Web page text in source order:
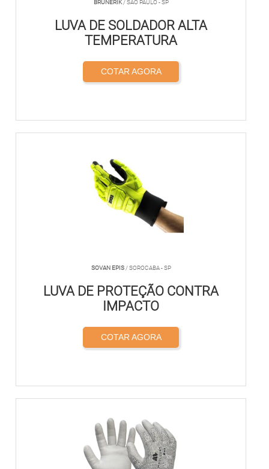
BRUNERIK/ SÃO PAULO - SP
LUVA DE SOLDADOR ALTA
TEMPERATURA
COTAR AGORA
SOVAN EPIS/ SOROCABA - SP
LUVA DE PROTEÇÃO CONTRA
IMPACTO
COTAR AGORA